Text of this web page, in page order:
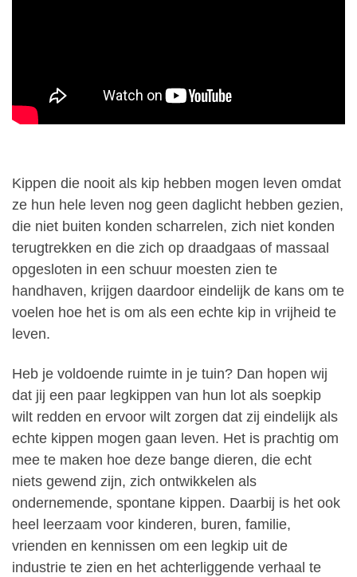
Kippen die nooit als kip hebben mogen leven omdat
ze hun hele leven nog geen daglicht hebben gezien,
die niet buiten konden scharrelen, zich niet konden
terugtrekken en die zich op draadgaas of massaal
opgesloten in een schuur moesten zien te
handhaven, krijgen daardoor eindelijk de kans om te
voelen hoe het is om als een echte kip in vrijheid te
leven.
Heb je voldoende ruimte in je tuin? Dan hopen wij
dat jij een paar legkippen van hun lot als soepkip
wilt redden en ervoor wilt zorgen dat zij eindelijk als
echte kippen mogen gaan leven. Het is prachtig om
mee te maken hoe deze bange dieren, die echt
niets gewend zijn, zich ontwikkelen als
ondernemende, spontane kippen. Daarbij is het ook
heel leerzaam voor kinderen, buren, familie,
vrienden en kennissen om een legkip uit de
industrie te zien en het achterliggende verhaal te